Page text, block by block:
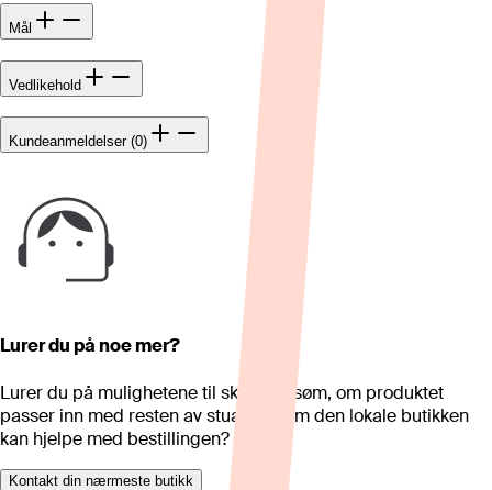
Mål
Vedlikehold
Kundeanmeldelser (0)
Lurer du på noe mer?
Lurer du på mulighetene til skreddersøm, om produktet
passer inn med resten av stua eller om den lokale butikken
kan hjelpe med bestillingen?
Kontakt din nærmeste butikk